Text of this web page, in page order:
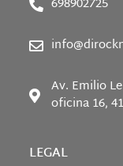
698902725
Av. Emilio
oficina 16,
LEGAL